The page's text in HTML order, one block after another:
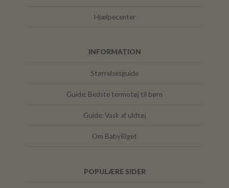
Hjælpecenter
INFORMATION
Størrelsesguide
Guide: Bedste termotøj til børn
Guide: Vask af uldtøj
Om BabyRiget
POPULÆRE SIDER